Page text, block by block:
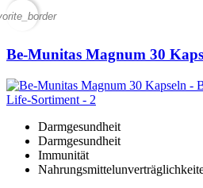
Be-Munitas Magnum 30
Darmgesundheit
Darmgesundheit
Immunität